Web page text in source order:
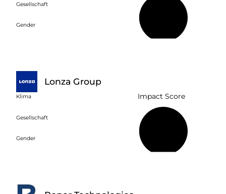
Gesellschaft
Gender
Lonza Group
Klima
Gesellschaft
Gender
Impact Score